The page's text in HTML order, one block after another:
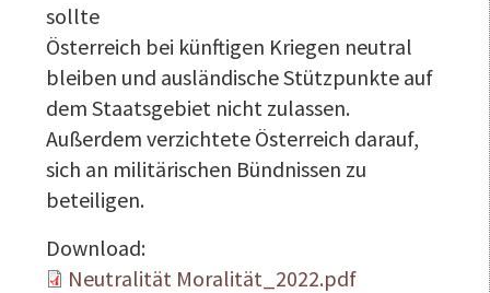
sollte
Österreich bei künftigen Kriegen neutral
bleiben und ausländische Stützpunkte auf
dem Staatsgebiet nicht zulassen.
Außerdem verzichtete Österreich darauf,
sich an militärischen Bündnissen zu
beteiligen.
Download:
Neutralität Moralität_2022.pdf